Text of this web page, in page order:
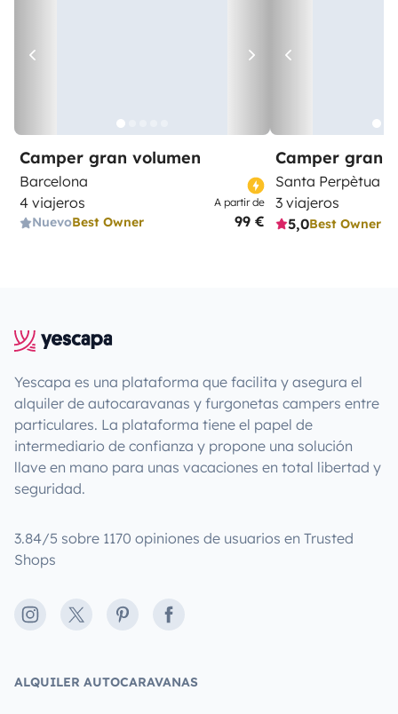
Camper gran volumen
Barcelona
4 viajeros
NuevoBest Owner
A partir de
99 €
Camper gran
Santa Perpètua
3 viajeros
5,0Best Owner
Yescapa es una plataforma que facilita y asegura el
alquiler de autocaravanas y furgonetas campers entre
particulares. La plataforma tiene el papel de
intermediario de confianza y propone una solución
llave en mano para unas vacaciones en total libertad y
seguridad.
3.84/5 sobre 1170 opiniones de usuarios en Trusted
Shops
Instagram
X PinterestFacebook
ALQUILER AUTOCARAVANAS